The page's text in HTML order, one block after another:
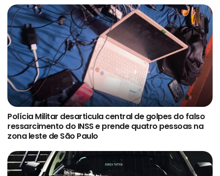
Polícia Militar desarticula central de golpes do falso
ressarcimento do INSS e prende quatro pessoas na
zona leste de São Paulo